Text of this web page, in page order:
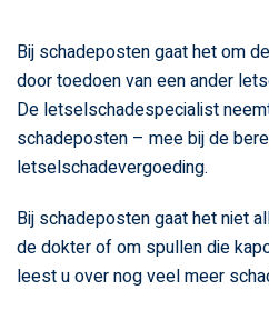
Bij schadeposten gaat het om
door toedoen van een ander
De letselschadespecialist
schadeposten – mee bij de
letselschadevergoeding.
Bij schadeposten gaat het niet
de dokter of om spullen die
leest u over nog veel meer